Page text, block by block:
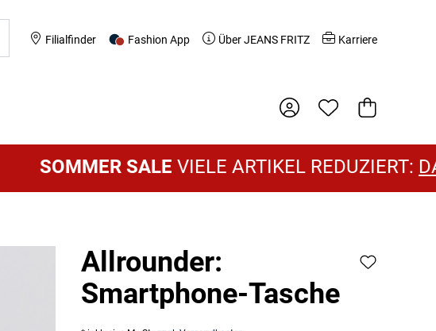
Filialfinder Fashion App Über JEANS FRITZ Karriere
Warenkorb
SOMMER SALEVIELE ARTIKEL REDUZIERT:
Allrounder:
Smartphone-Tasche